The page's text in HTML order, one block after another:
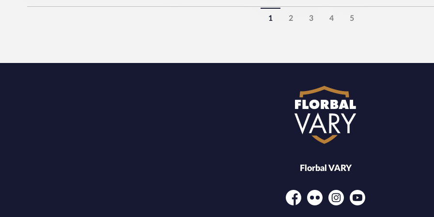
1 2 3 4 5
Florbal VARY
FacebookFlickr InstagramYouTube